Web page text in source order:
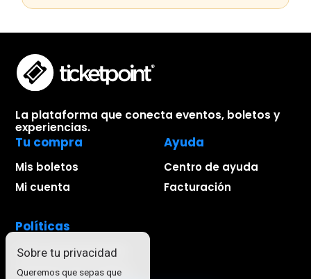
Sobre tu privacidad
Queremos que sepas que
La plataforma que conecta eventos, boletos y
experiencias.
Tu compra
Mis boletos
Mi cuenta
Ayuda
Centro de ayuda
Facturación
Políticas
Aviso de privacidad
Términos de compra